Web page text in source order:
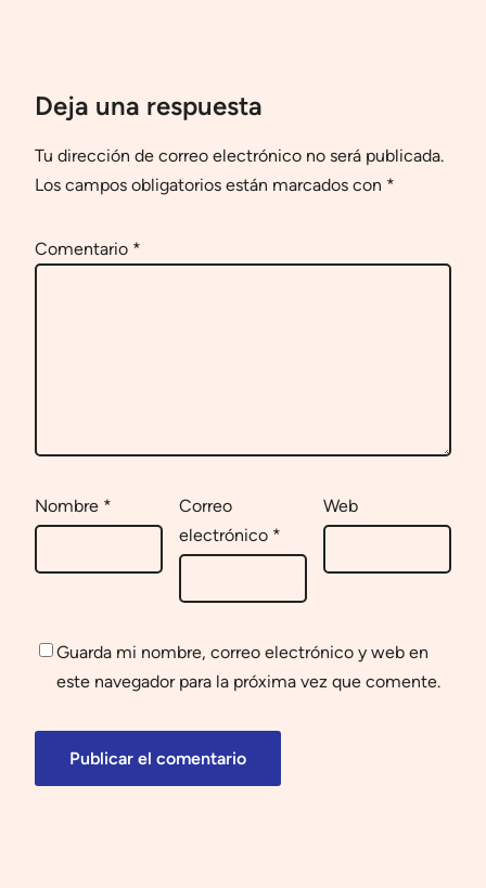
Deja una respuesta
Tu dirección de correo electrónico no será publicada.
Los campos obligatorios están marcados con *
Comentario *
Nombre *
Correo
electrónico *
Web
Guarda mi nombre, correo electrónico y web en
este navegador para la próxima vez que comente.